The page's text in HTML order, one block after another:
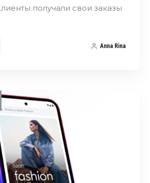
получали свои заказы
Anna Rina